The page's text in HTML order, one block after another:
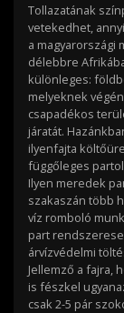
Tollazatának
vetekedhet,
a magyarországi
délebbre
különleges:
melyeknek
csapadékos
járatát.
ilyenfajta
függőleges
Ilyen meredek
szakaszán több
víz romboló
part
árvízvédelmi
Jellemző a fajra,
is fészkel
csak 2-5 pár